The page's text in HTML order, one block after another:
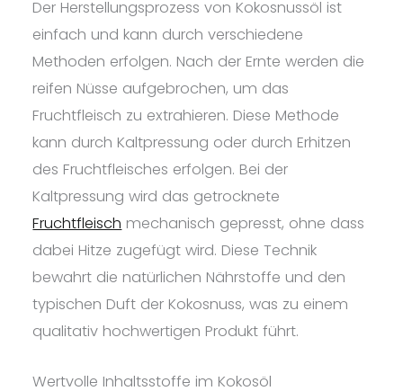
Der Herstellungsprozess von Kokosnussöl ist
einfach und kann durch verschiedene
Methoden erfolgen. Nach der Ernte werden die
reifen Nüsse aufgebrochen, um das
Fruchtfleisch zu extrahieren. Diese Methode
kann durch Kaltpressung oder durch Erhitzen
des Fruchtfleisches erfolgen. Bei der
Kaltpressung wird das getrocknete
Fruchtfleisch mechanisch gepresst, ohne dass
dabei Hitze zugefügt wird. Diese Technik
bewahrt die natürlichen Nährstoffe und den
typischen Duft der Kokosnuss, was zu einem
qualitativ hochwertigen Produkt führt.
Wertvolle Inhaltsstoffe im Kokosöl